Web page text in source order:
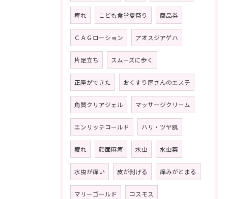
痺れ こども食堂夏祭り 商品券
ＣＡＧローション アオスジアゲハ
片足立ち スムーズに歩く
正座ができた おくすり屋さんのエステ
角質クリアジェル マッサージクリーム
エンリッチコールド ハリ・ツヤ肌
疲れ 顔面麻痺 水虫 水虫薬
水虫が痒い 皮が剥げる 痒みがとまる
マリーゴールド コスモス